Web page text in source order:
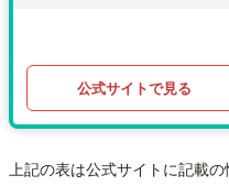
公式サイトで見る
上記の表は公式サイトに記載